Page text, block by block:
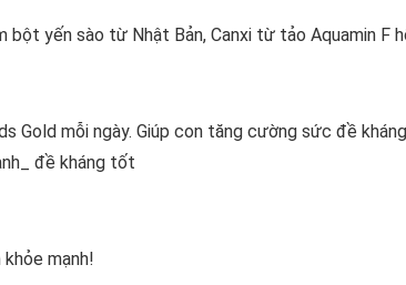
bột yến sào từ Nhật Bản, Canxi từ tảo Aquamin
Gold mỗi ngày. Giúp con tăng cường sức đề
đề kháng tốt
mạnh!